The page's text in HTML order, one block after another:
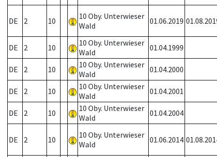
DE 2 10
10 Oby. Unterwieser
Wald
01.06.2019
DE 2 10
10 Oby. Unterwieser
Wald
01.04.1999
DE 2 10
10 Oby. Unterwieser
Wald
01.04.2000
DE 2 10
10 Oby. Unterwieser
Wald
01.04.2001
DE 2 10
10 Oby. Unterwieser
Wald
01.04.2004
DE 2 10
10 Oby. Unterwieser
Wald
01.06.2014